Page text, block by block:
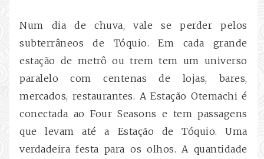
Num dia de chuva, vale se perder pelos
subterrâneos de Tóquio. Em cada grande
estação de metrô ou trem tem um universo
paralelo com centenas de lojas, bares,
mercados, restaurantes. A Estação Otemachi é
conectada ao Four Seasons e tem passagens
que levam até a Estação de Tóquio. Uma
verdadeira festa para os olhos. A quantidade